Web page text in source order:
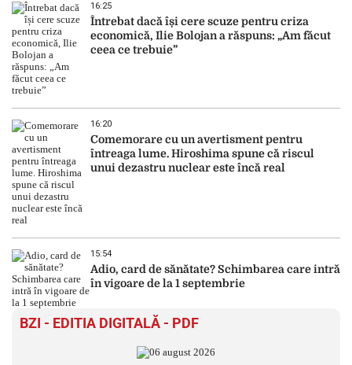
16:25
Întrebat dacă își cere scuze pentru criza
economică, Ilie Bolojan a răspuns: „Am făcut
ceea ce trebuie”
16:20
Comemorare cu un avertisment pentru
întreaga lume. Hiroshima spune că riscul
unui dezastru nuclear este încă real
15:54
Adio, card de sănătate? Schimbarea care intră
în vigoare de la 1 septembrie
BZI - EDITIA DIGITALĂ - PDF